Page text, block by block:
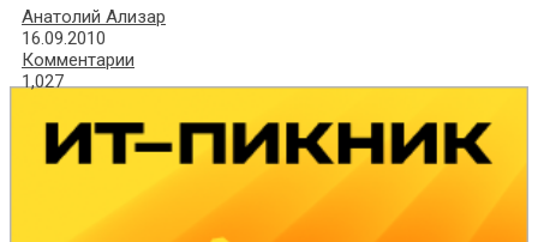
Анатолий Ализар
16.09.2010
Комментарии
1,027